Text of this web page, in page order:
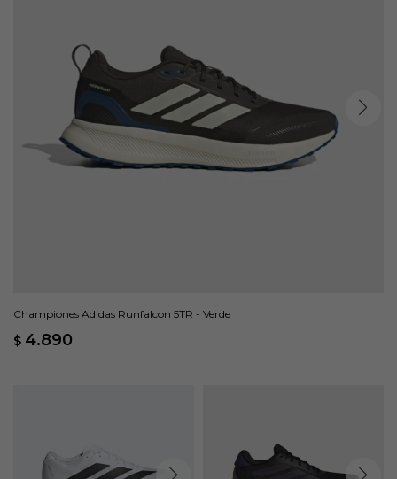
Championes Adidas Runfalcon 5TR - Verde
$ 4.890